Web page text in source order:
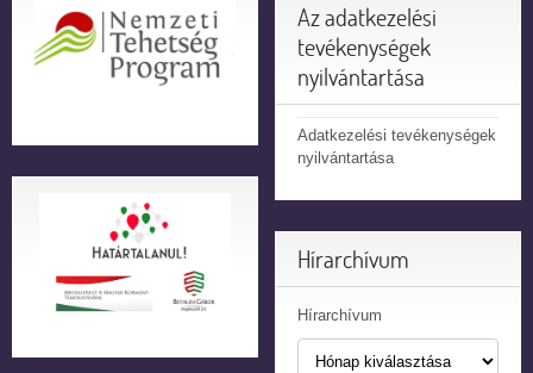
Az adatkezelési
tevékenységek
nyilvántartása
Adatkezelési tevékenységek
nyilvántartása
Hírarchívum
Hírarchívum